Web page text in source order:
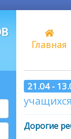
Главная
21.04 -
Дорогие